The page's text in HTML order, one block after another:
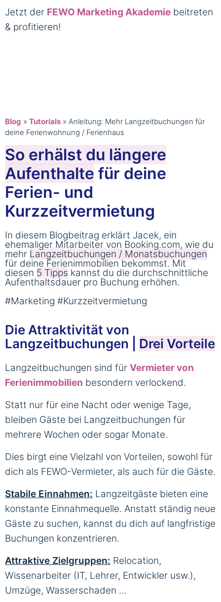
Jetzt der FEWO Marketing Akademie beitreten
& profitieren!
Blog » Tutorials » Anleitung: Mehr Langzeitbuchungen für
deine Ferienwohnung / Ferienhaus
So erhälst du längere
Aufenthalte für deine
Ferien- und
Kurzzeitvermietung
In diesem Blogbeitrag erklärt Jacek, ein
ehemaliger Mitarbeiter von Booking.com, wie du
mehr Langzeitbuchungen / Monatsbuchungen
für deine Ferienimmobilien bekommst. Mit
diesen 5 Tipps kannst du die durchschnittliche
Aufenthaltsdauer pro Buchung erhöhen.
#Marketing #Kurzzeitvermietung
Die Attraktivität von
Langzeitbuchungen | Drei Vorteile
Langzeitbuchungen sind für Vermieter von
Ferienimmobilien besondern verlockend.
Statt nur für eine Nacht oder wenige Tage,
bleiben Gäste bei Langzeitbuchungen für
mehrere Wochen oder sogar Monate.
Dies birgt eine Vielzahl von Vorteilen, sowohl für
dich als FEWO-Vermieter, als auch für die Gäste.
Stabile Einnahmen: Langzeitgäste bieten eine
konstante Einnahmequelle. Anstatt ständig neue
Gäste zu suchen, kannst du dich auf langfristige
Buchungen konzentrieren.
Attraktive Zielgruppen: Relocation,
Wissenarbeiter (IT, Lehrer, Entwickler usw.),
Umzüge, Wasserschaden …